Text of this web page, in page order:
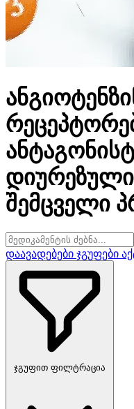
დიურეზული
შემცველი
დაავადებები ჯგუფები
ჯგუფით ფილტრაცია